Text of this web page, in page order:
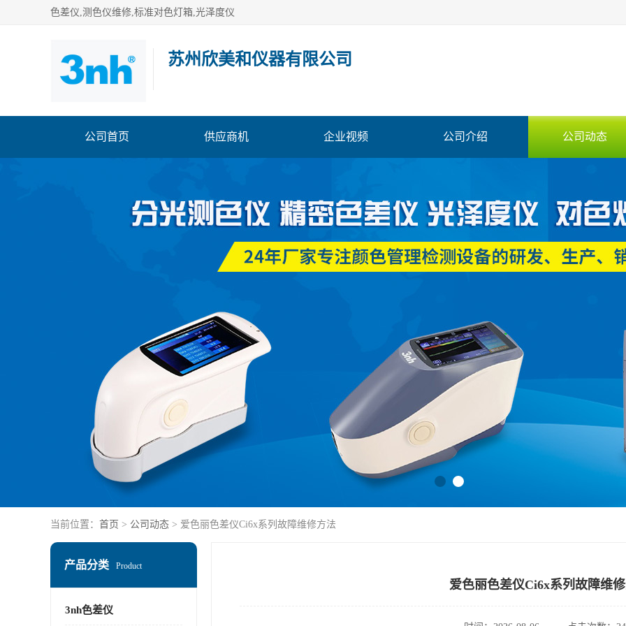
色差仪,测色仪维修,标准对色灯箱,光泽度仪
苏州欣美和仪器有限公司
公司首页 供应商机 企业视频 公司介绍 公司动态
当前位置： 首页 > 公司动态 > 爱色丽色差仪Ci6x系列故障维修方法
产品分类 Product
3nh色差仪
爱色丽色差仪Ci6x系列故障维